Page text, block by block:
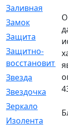
Заливная
Замок
Защита
Защитно-
Звезда
Звездочка
Зеркало
Изолента